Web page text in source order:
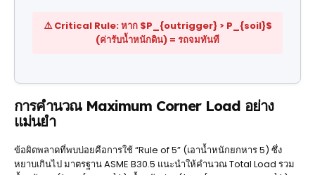
⚠️ Critical Rule: หาก $P_{outrigger} > P_{soil}$
(ค่ารับน้ำหนักดิน) = รถจมทันที
การคำนวณ Maximum Corner Load อย่าง
แม่นยำ
ข้อผิดพลาดที่พบบ่อยคือการใช้ “Rule of 5” (เอาน้ำหนักยกหาร 5) ซึ่ง
หยาบเกินไป มาตรฐาน ASME B30.5 แนะนำให้คำนวณ Total Load รวม